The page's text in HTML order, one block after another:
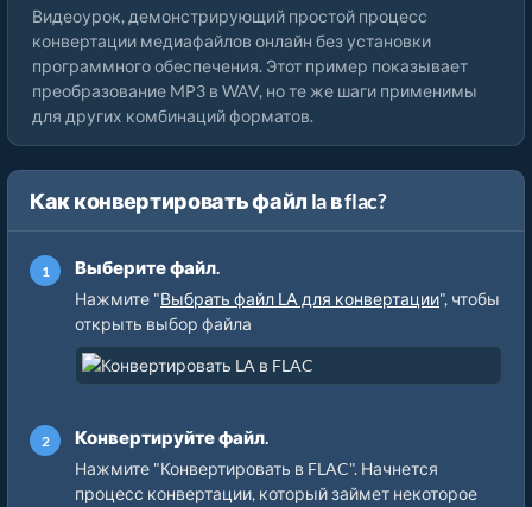
Видеоурок, демонстрирующий простой процесс
конвертации медиафайлов онлайн без установки
программного обеспечения. Этот пример показывает
преобразование MP3 в WAV, но те же шаги применимы
для других комбинаций форматов.
Как конвертировать файл la в flac?
Выберите файл.
Нажмите "Выбрать файл LA для конвертации", чтобы
открыть выбор файла
Конвертируйте файл.
Нажмите "Конвертировать в FLAC". Начнется
процесс конвертации, который займет некоторое